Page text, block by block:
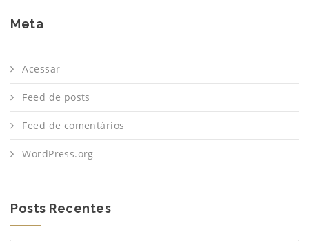
Meta
Acessar
Feed de posts
Feed de comentários
WordPress.org
Posts Recentes